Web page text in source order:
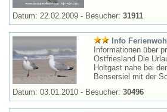
Datum: 22.02.2009 - Besucher: 31911
Info
Informationen über
Ostfriesland Die
Holtgast nahe bei
Bensersiel mit der
Datum: 03.01.2010 - Besucher: 30496